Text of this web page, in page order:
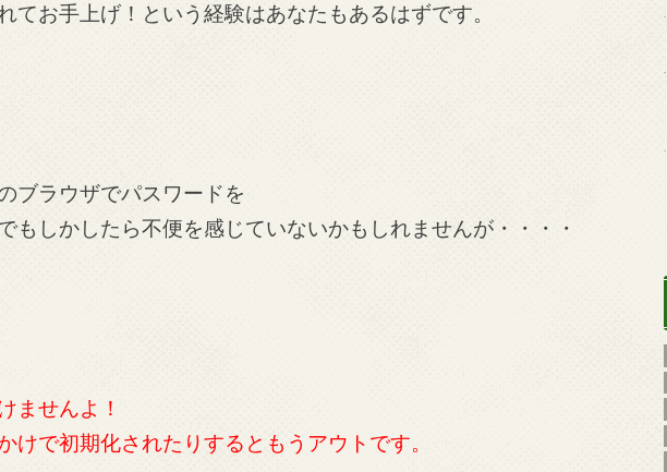
てお手上げ！という経験はあなたもあるはずです。
ブラウザでパスワードを
もしかしたら不便を感じていないかもしれませんが・・・・
ませんよ！
けで初期化されたりするともうアウトです。